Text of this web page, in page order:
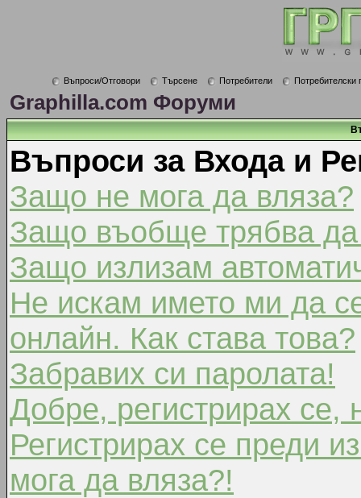
Въпроси/Отговори Търсене Потребители Потребителски
Graphilla.com Форуми
Въпроси за Входа и
Защо не мога да вляза?
Защо въобще трябва да
Защо излизам
Не искам името ми да
онлайн. Как става това?
Забравих си паролата!
Добре, регистрирах се,
Регистрирах се преди
мога да вляза?!